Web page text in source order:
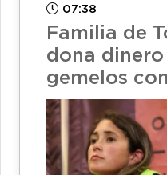
07:38
Familia de
dona
gemelos